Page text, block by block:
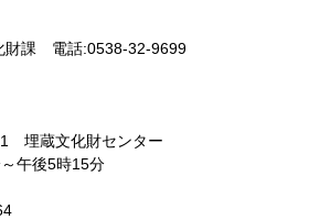
課 電話:0538-32-9699
埋蔵文化財センター
午後5時15分